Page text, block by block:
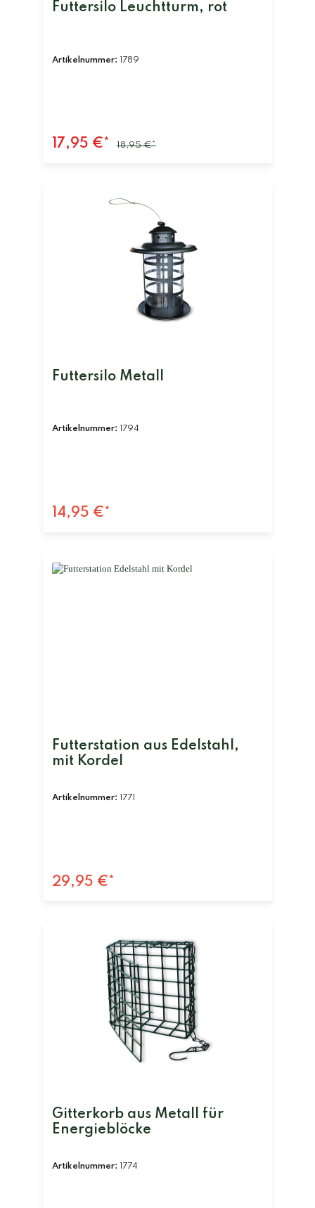
Futtersilo Leuchtturm, rot
Artikelnummer: 1789
17,95 €* 18,95 €*
Futtersilo Metall
Artikelnummer: 1794
14,95 €*
Futterstation aus Edelstahl,
mit Kordel
Artikelnummer: 1771
29,95 €*
Gitterkorb aus Metall für
Energieblöcke
Artikelnummer: 1774